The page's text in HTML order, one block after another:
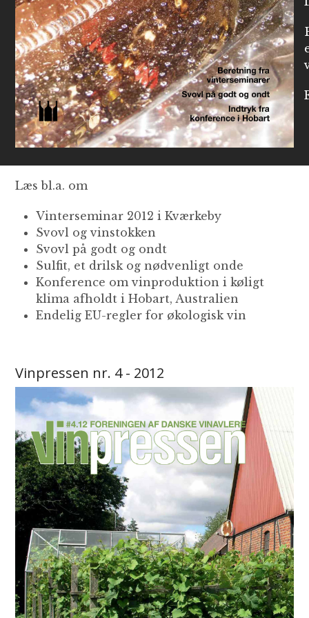
Læs bl.a. om
Vinterseminar 2012 i Kværkeby
Svovl og vinstokken
Svovl på godt og ondt
Sulfit, et drilsk og nødvenligt onde
Konference om vinproduktion i køligt
klima afholdt i Hobart, Australien
Endelig EU-regler for økologisk vin
Vinpressen nr. 4 - 2012